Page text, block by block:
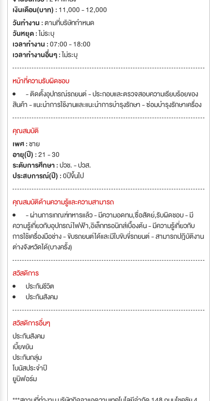
เงินเดือน(บาท) : 11,000 - 12,000
วันทำงาน :ตามที่บริษัทกำหนด
วันหยุด :ไม่ระบุ
เวลาทำงาน :07:00 - 18:00
เวลาทำงานอื่นๆ :ไม่ระบุ
หน้าที่ความรับผิดชอบ
- ติดตั้งอุปกรณ์รถยนต์ - ประกอบและตรวจสอบความเรียบร้อยของ
สินค้า - แนะนำการใช้งานและแนะนำการบำรุงรักษา - ซ่อมบำรุงรักษาเครื่อง
คุณสมบัติ
เพศ :ชาย
อายุ(ปี) :21 - 30
ระดับการศึกษา :ปวช. - ปวส.
ประสบการณ์(ปี) :0ปีขึ้นไป
คุณสมบัติด้านความรู้และความสามารถ
- ผ่านการเกณฑ์ทหารแล้ว - มีความอดทน,ซื่อสัตย์,รับผิดชอบ - มี
ความรู้เกี่ยวกับอุปกรณ์ไฟฟ้า,อิเล็กทรอนิกส์เบื้องต้น - มีความรู้เกี่ยวกับ
การใช้เครื่องมือช่าง - ขับรถยนต์ได้และมีใบขับขี่รถยนต์ - สามารถปฎิบัติงาน
ต่างจังหวัดได้(บางครั้ง)
สวัสดิการ
ประกันชีวิต
ประกันสังคม
สวัสดิการอื่นๆ
ประกันสังคม
เบี้ยขยัน
ประกันกลุ่ม
โบนัสประจำปี
ยูนิฟอร์ม